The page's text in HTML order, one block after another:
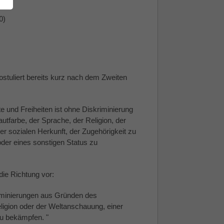
bereits kurz nach dem Zweiten
und Freiheiten ist ohne Diskriminierung
der Sprache, der Religion, der
sozialen Herkunft, der Zugehörigkeit zu
eines sonstigen Status zu
Richtung vor:
aus Gründen des
oder der Weltanschauung, einer
bekämpfen. "